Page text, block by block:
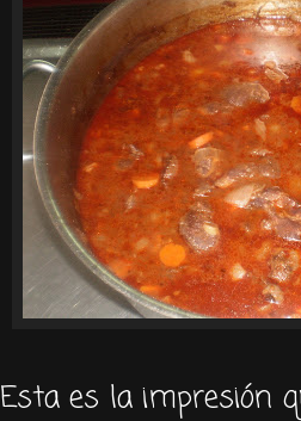
Esta es la impresión